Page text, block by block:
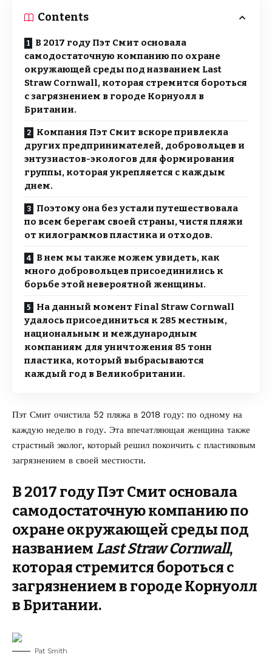
Contents
В 2017 году Пэт Смит основала
самодостаточную компанию по охране
окружающей среды под названием Last
Straw Cornwall, которая стремится бороться
с загрязнением в городе Корнуолл в
Британии.
Компания Пэт Смит вскоре привлекла
других предпринимателей, добровольцев и
энтузиастов-экологов для формирования
группы, которая укрепляется с каждым
днем.
Поэтому она без устали путешествовала
по всем берегам своей страны, чистя пляжи
от килограммов пластика и отходов.
В нем мы также можем увидеть, как
много добровольцев присоединились к
борьбе этой невероятной женщины.
На данный момент Final Straw Cornwall
удалось присоединиться к 285 местным,
национальным и международным
компаниям для уничтожения 85 тонн
пластика, который выбрасываются
каждый год в Великобритании.
Пэт Смит очистила 52 пляжа в 2018 году: по одному на
каждую неделю в году. Эта впечатляющая женщина также
страстный эколог, который решил покончить с пластиковым
загрязнением в своей местности.
В 2017 году Пэт Смит основала
самодостаточную компанию по
охране окружающей среды под
названием Last Straw Cornwall,
которая стремится бороться с
загрязнением в городе Корнуолл
в Британии.
Pat Smith